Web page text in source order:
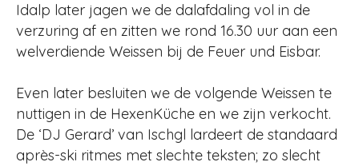
Idalp later jagen we de dalafdaling vol in de
verzuring af en zitten we rond 16.30 uur aan een
welverdiende Weissen bij de Feuer und Eisbar.
Even later besluiten we de volgende Weissen te
nuttigen in de HexenKüche en we zijn verkocht.
De ‘DJ Gerard’ van Ischgl lardeert de standaard
après-ski ritmes met slechte teksten; zo slecht